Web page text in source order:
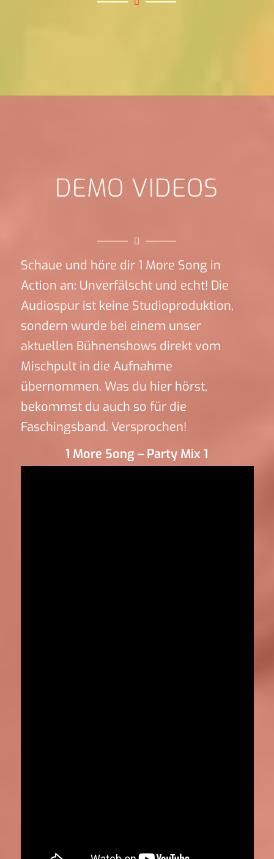
DEMO VIDEOS
Schaue und höre dir 1 More Song in
Action an: Unverfälscht und echt! Die
Audiospur ist keine Studioproduktion,
sondern wurde bei einem unser
aktuellen Bühnenshows direkt vom
Mischpult in die Aufnahme
übernommen. Was du hier hörst,
bekommst du auch so für die
Faschingsband. Versprochen!
1 More Song – Party Mix 1